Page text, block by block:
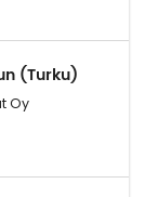
(Turku)
Oy